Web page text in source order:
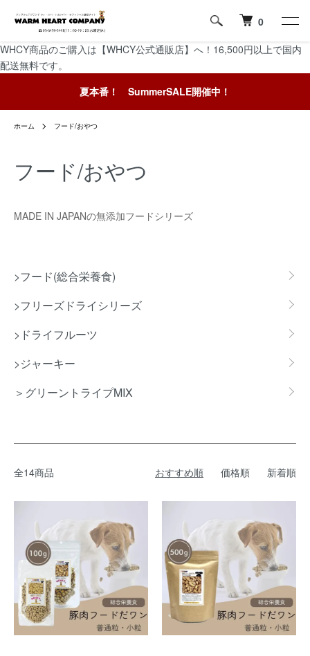
WHCY商品のご購入は【WHCY公式通販店】へ！16,500円以上で国内
配送無料です。
0
夏本番！ SummerSALE開催中！
ホーム フード/おやつ
フード/おやつ
MADE IN JAPANの無添加フードシリーズ
カテゴリー一覧
>フード(総合栄養食)
>フリーズドライシリーズ
>ドライフルーツ
>ジャーキー
＞グリーントライプMIX
全14商品 おすすめ順 価格順 新着順